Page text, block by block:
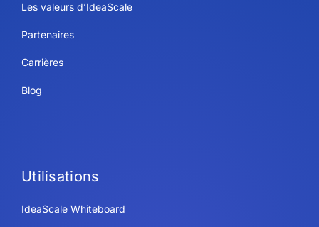
Les valeurs d’IdeaScale
Partenaires
Carrières
Blog
Utilisations
IdeaScale Whiteboard